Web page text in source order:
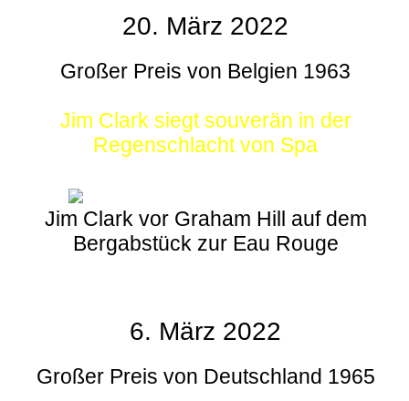
20. März 2022
Großer Preis von Belgien 1963
Jim Clark siegt souverän in der
Regenschlacht von Spa
Jim Clark vor Graham Hill auf dem
Bergabstück zur Eau Rouge
6. März 2022
Großer Preis von Deutschland 1965